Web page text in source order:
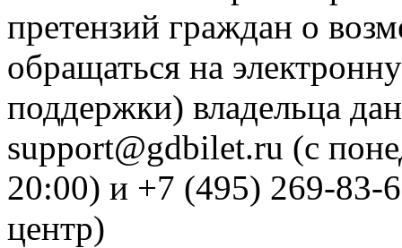
претензий граждан о
обращаться на
поддержки) владельца
support@gdbilet.ru (с
20:00) и +7 (495) 269-83-
центр)